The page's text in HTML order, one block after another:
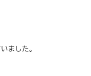
ました。